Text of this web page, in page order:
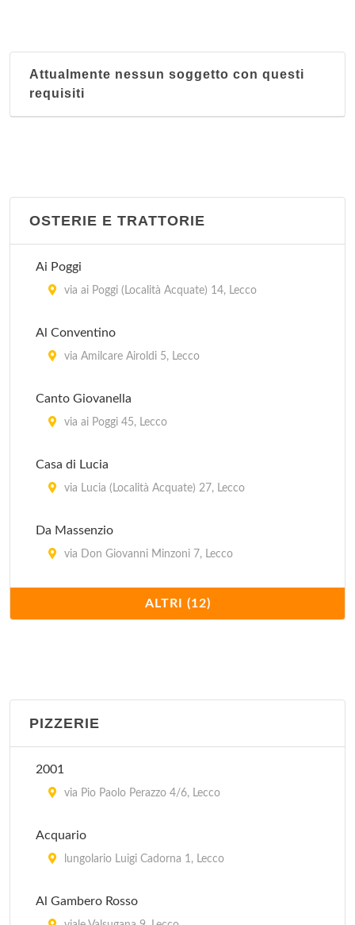
Attualmente nessun soggetto con questi
requisiti
OSTERIE E TRATTORIE
Ai Poggi
via ai Poggi (Località Acquate) 14, Lecco
Al Conventino
via Amilcare Airoldi 5, Lecco
Canto Giovanella
via ai Poggi 45, Lecco
Casa di Lucia
via Lucia (Località Acquate) 27, Lecco
Da Massenzio
via Don Giovanni Minzoni 7, Lecco
corso Bergamo 9, Lecco
Osteria del Torchio
Osteria del Viaggiatore
Osteria Olga
ALTRI (12)
PIZZERIE
2001
via Pio Paolo Perazzo 4/6, Lecco
Acquario
lungolario Luigi Cadorna 1, Lecco
Al Gambero Rosso